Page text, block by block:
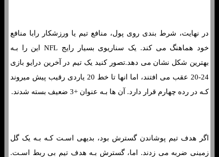
در نهایت، شرط بندی روی پول، منافع تیم یا ورزشکار رابا منافع
خود هماهنگ می کند. یک سناریوی بسیار رایج NFL این را بـه
بهترین شکل نشان می دهد.تصور کنید یک تیم در آخرین درایو بازی
24-20 عقب می افتند، اما انها تا خط 20 یاردی رقیب پیش میروند
کـه در رده چهارم قرار دارد. آن ها بـه عنوان +3 ضعیف بسته شدند.
اگر هدف تیم پوشاندن گسترش بود، بدیهی اسـت کـه بـه یک گل
زمینی ضربه می زدند. اما، گسترش بـه هدف تیم بی ربط اسـت.